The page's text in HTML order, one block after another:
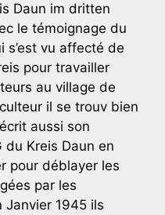
Daun im dritten
le témoignage du
s’est vu affecté de
pour travailler
au village de
il se trouv bien
aussi son
Kreis Daun en
pour déblayer les
par les
Janvier 1945 ils